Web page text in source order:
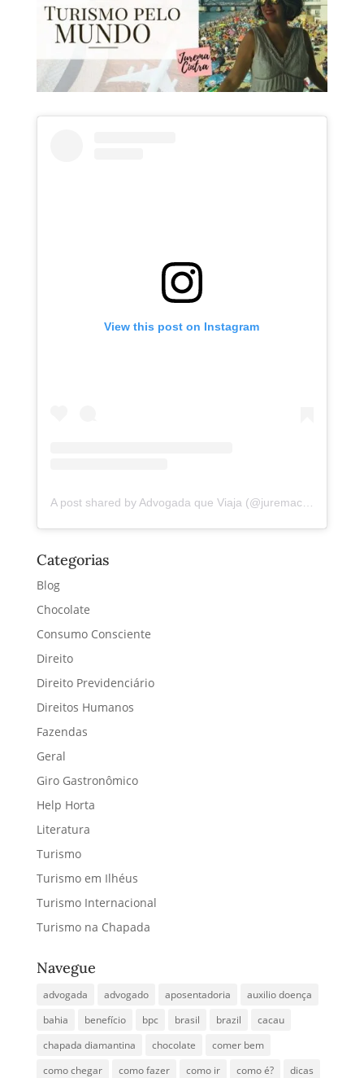
View this post on Instagram
A post shared by Advogada que Viaja (@juremacintra)
Categorias
Blog
Chocolate
Consumo Consciente
Direito
Direito Previdenciário
Direitos Humanos
Fazendas
Geral
Giro Gastronômico
Help Horta
Literatura
Turismo
Turismo em Ilhéus
Turismo Internacional
Turismo na Chapada
Navegue
advogada advogado aposentadoria
auxilio doença
bahia
benefício bpc brasil brazil
cacau
chapada diamantina
chocolate
comer bem
como chegar
como fazer como ir como é? dicas